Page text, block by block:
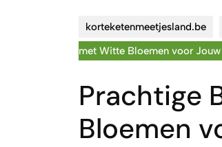
korteketenmeetjesland.be
met Witte Bloemen voor
Prachtige
Bloemen